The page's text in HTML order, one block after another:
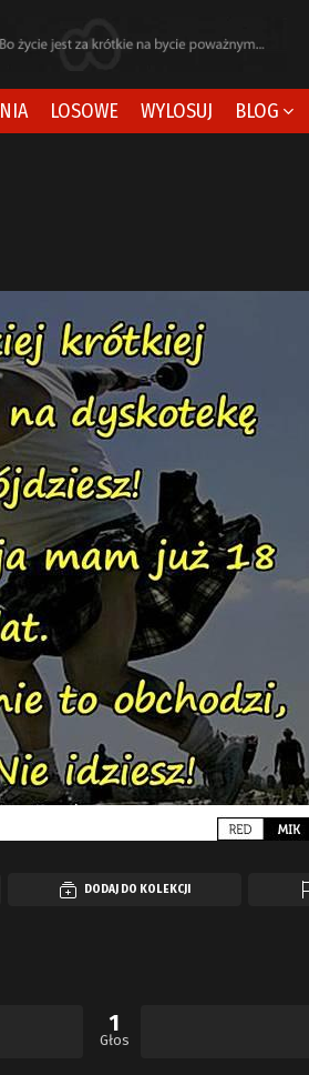
LOSOWE WYLOSUJ BLOG
DODAJ DO KOLEKCJI
1
Głos